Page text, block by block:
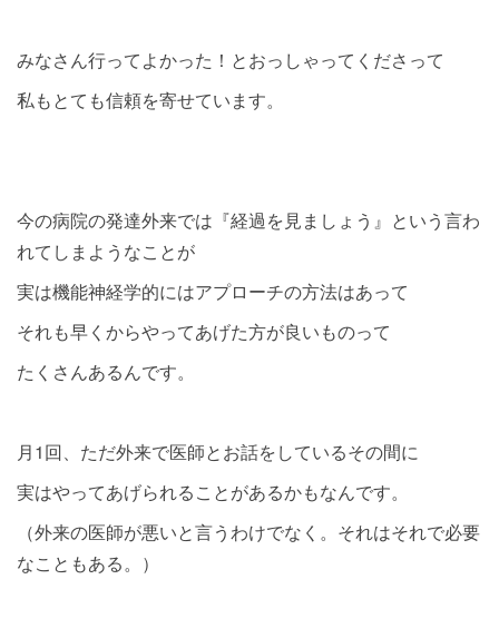
みなさん行ってよかった！とおっしゃってくださって
私もとても信頼を寄せています。
今の病院の発達外来では『経過を見ましょう』という言わ
れてしまようなことが
実は機能神経学的にはアプローチの方法はあって
それも早くからやってあげた方が良いものって
たくさんあるんです。
月1回、ただ外来で医師とお話をしているその間に
実はやってあげられることがあるかもなんです。
（外来の医師が悪いと言うわけでなく。それはそれで必要
なこともある。）